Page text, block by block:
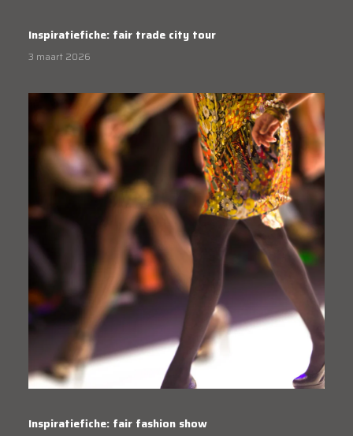
Inspiratiefiche: fair trade city tour
3 maart 2026
Inspiratiefiche: fair fashion show